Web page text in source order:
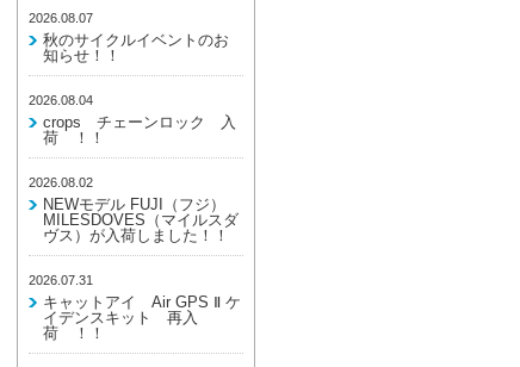
2026.08.07
秋のサイクルイベントのお
知らせ！！
2026.08.04
crops チェーンロック 入
荷 ！！
2026.08.02
NEWモデル FUJI（フジ）
MILESDOVES（マイルスダ
ヴス）が入荷しました！！
2026.07.31
キャットアイ Air GPS Ⅱ ケ
イデンスキット 再入
荷 ！！